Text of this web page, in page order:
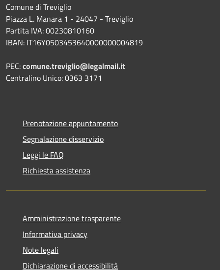
Comune di Treviglio
Piazza L. Manara 1 - 24047 - Treviglio
Partita IVA: 00230810160
IBAN: IT16Y0503453640000000004819
PEC:comune.treviglio@legalmail.it
Centralino Unico: 0363 3171
Prenotazione appuntamento
Segnalazione disservizio
Leggi le FAQ
Richiesta assistenza
Amministrazione trasparente
Informativa privacy
Note legali
Dichiarazione di accessibilità